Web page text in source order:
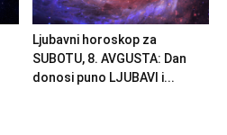
Ljubavni horoskop za
SUBOTU, 8. AVGUSTA: Dan
donosi puno LJUBAVI i...